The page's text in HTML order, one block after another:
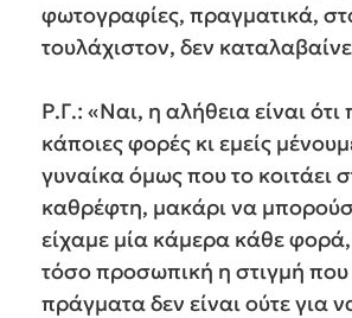
φωτογραφίες, πραγματικά,
τουλάχιστον, δεν
Ρ.Γ.: «Ναι, η αλήθεια είναι
κάποιες φορές κι εμείς
γυναίκα όμως που το κοιτάει
καθρέφτη, μακάρι να
είχαμε μία κάμερα κάθε φορά,
τόσο προσωπική η στιγμή
πράγματα δεν είναι ούτε για